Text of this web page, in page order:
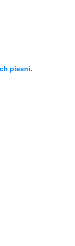
piesní.